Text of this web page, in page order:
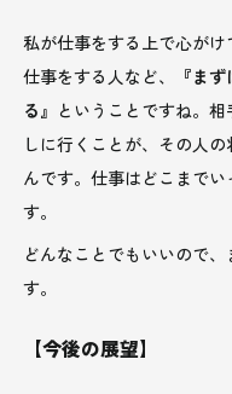
私が仕事をする上で心が
仕事をする人など、
『ま
る』 ということですね。
しに行くことが、その人
んです。仕事はどこまで
す。
どんなことでもいいので
す。
【今後の展望】